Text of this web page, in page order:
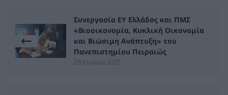
Συνεργασία EY Ελλάδος και ΠΜΣ
«Βιοοικονομία, Κυκλική Οικονομία
και Βιώσιμη Ανάπτυξη» του
Πανεπιστημίου Πειραιώς
23 Ιουλίου 2025